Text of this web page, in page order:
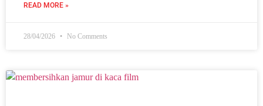
READ MORE »
28/04/2026 No Comments